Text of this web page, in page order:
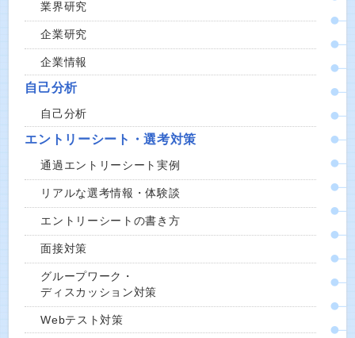
業界研究
企業研究
企業情報
自己分析
自己分析
エントリーシート・選考対策
通過エントリーシート実例
リアルな選考情報・体験談
エントリーシートの書き方
面接対策
グループワーク・
ディスカッション対策
Webテスト対策